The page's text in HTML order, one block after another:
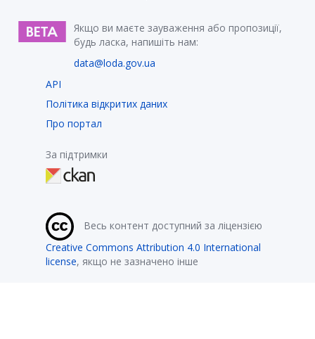
Якщо ви маєте зауваження або пропозиції,
будь ласка, напишіть нам:
data@loda.gov.ua
API
Політика відкритих даних
Про портал
За підтримки
Весь контент доступний за ліцензією
Creative Commons Attribution 4.0 International
license, якщо не зазначено інше